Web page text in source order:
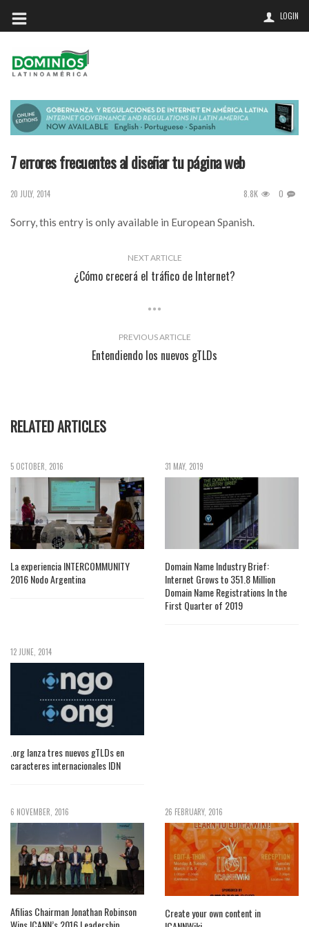
LOGIN
7 errores frecuentes al diseñar tu página web
20 JULY, 2014 8.8K 0
Sorry, this entry is only available in European Spanish.
NEXT ARTICLE
¿Cómo crecerá el tráfico de Internet?
PREVIOUS ARTICLE
Entendiendo los nuevos gTLDs
RELATED ARTICLES
5 OCTOBER, 2016
La experiencia INTERCOMMUNITY
2016 Nodo Argentina
31 MAY, 2019
Domain Name Industry Brief:
Internet Grows to 351.8 Million
Domain Name Registrations In the
First Quarter of 2019
12 JUNE, 2014
.org lanza tres nuevos gTLDs en
caracteres internacionales IDN
6 NOVEMBER, 2016
Afilias Chairman Jonathan Robinson
26 FEBRUARY, 2016
Create your own content in